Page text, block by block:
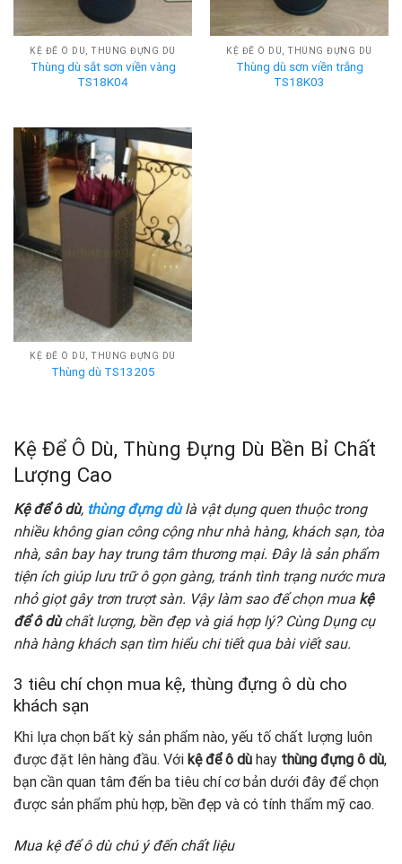
KỆ ĐỂ Ô DÙ, THÙNG ĐỰNG DÙ
Thùng dù sắt sơn viền vàng
TS18K04
KỆ ĐỂ Ô DÙ, THÙNG ĐỰNG DÙ
Thùng dù sơn viền trắng
TS18K03
KỆ ĐỂ Ô DÙ, THÙNG ĐỰNG DÙ
Thùng dù TS13205
Kệ Để Ô Dù, Thùng Đựng Dù Bền Bỉ Chất
Lượng Cao
Kệ để ô dù, thùng đựng dùlà vật dụng quen thuộc trong
nhiều không gian công cộng như nhà hàng, khách sạn, tòa
nhà, sân bay hay trung tâm thương mại. Đây là sản phẩm
tiện ích giúp lưu trữ ô gọn gàng, tránh tình trạng nước mưa
nhỏ giọt gây trơn trượt sàn. Vậy làm sao để chọn mua kệ
để ô dùchất lượng, bền đẹp và giá hợp lý? Cùng Dụng cụ
nhà hàng khách sạn tìm hiểu chi tiết qua bài viết sau.
3 tiêu chí chọn mua kệ, thùng đựng ô dù cho
khách sạn
Khi lựa chọn bất kỳ sản phẩm nào, yếu tố chất lượng luôn
được đặt lên hàng đầu. Với kệ để ô dù hay thùng đựng ô dù,
bạn cần quan tâm đến ba tiêu chí cơ bản dưới đây để chọn
được sản phẩm phù hợp, bền đẹp và có tính thẩm mỹ cao.
Mua kệ để ô dù chú ý đến chất liệu